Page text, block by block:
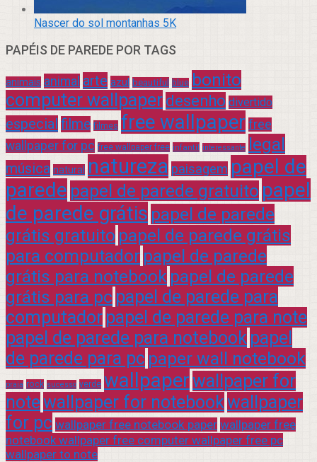
Nascer do sol montanhas 5K
PAPÉIS DE PAREDE POR TAGS
animais animal arte azul beautiful blue bonito
computer wallpaper desenho divertido
especial filme filmes free wallpaper free
wallpaper for pc free wallpaper free infantil interessante legal
música natural natureza paisagem papel de
parede papel de parede gratuito papel
de parede grátis papel de parede
grátis gratuito papel de parede grátis
para computador papel de parede
grátis para notebook papel de parede
grátis para pc papel de parede para
computador papel de parede para note
papel de parede para notebook papel
de parede para pc paper wall notebook
praia rock sucesso verde wallpaperwallpaper for
notewallpaper for notebookwallpaper
for pc wallpaper free notebook paper wallpaper free
notebook wallpaper free computer wallpaper free pc
wallpaper to note